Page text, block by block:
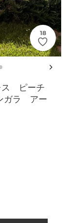
18
ス ピーチ
ガラ アー